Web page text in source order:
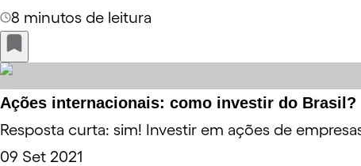
8 minutos de leitura
Ações internacionais: como investir do Brasil?
Resposta curta: sim! Investir em ações de
09 Set 2021